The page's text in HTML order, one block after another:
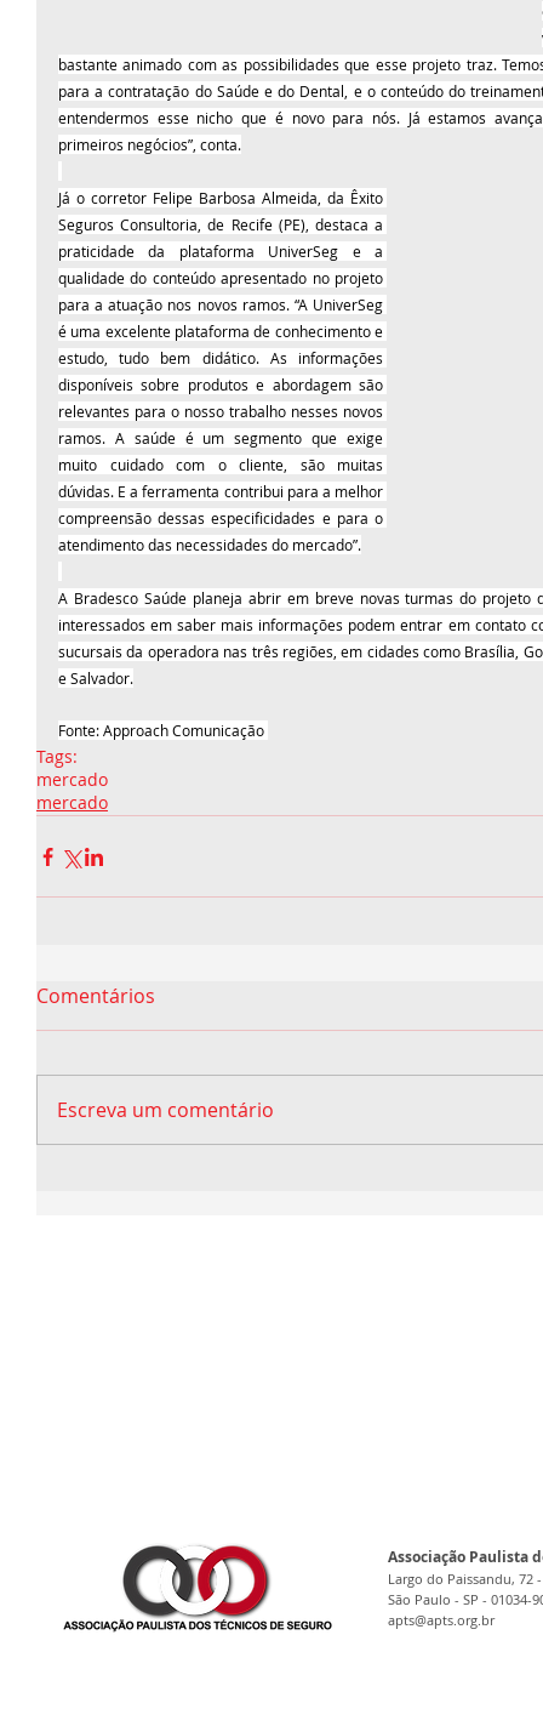
bastante animado com as possibilidades que esse projeto traz.
para a contratação do Saúde e do Dental, e o conteúdo do
entendermos esse nicho que é novo para nós. Já estamos
primeiros negócios”, conta.
Já o corretor Felipe Barbosa Almeida, da Êxito
Seguros Consultoria, de Recife (PE), destaca a
praticidade da plataforma UniverSeg e a
qualidade do conteúdo apresentado no projeto
para a atuação nos novos ramos. “A UniverSeg
é uma excelente plataforma de conhecimento e
estudo, tudo bem didático. As informações
disponíveis sobre produtos e abordagem são
relevantes para o nosso trabalho nesses novos
ramos. A saúde é um segmento que exige
muito cuidado com o cliente, são muitas
dúvidas. E a ferramenta contribui para a melhor
compreensão dessas especificidades e para o
atendimento das necessidades do mercado”.
A Bradesco Saúde planeja abrir em breve novas turmas do projeto
interessados em saber mais informações podem entrar em contato
sucursais da operadora nas três regiões, em cidades como Brasília,
e Salvador.
Fonte: Approach Comunicação
Tags:
mercado
mercado
Comentários
Escreva um comentário
Associação Paulista
Largo do Paissandu, 72
São Paulo - SP - 01034-
apts@apts.org.br